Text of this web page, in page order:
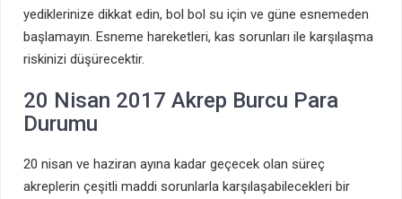
yediklerinize dikkat edin, bol bol su için ve güne esnemeden
başlamayın. Esneme hareketleri, kas sorunları ile karşılaşma
riskinizi düşürecektir.
20 Nisan 2017 Akrep Burcu Para
Durumu
20 nisan ve haziran ayına kadar geçecek olan süreç
akreplerin çeşitli maddi sorunlarla karşılaşabilecekleri bir